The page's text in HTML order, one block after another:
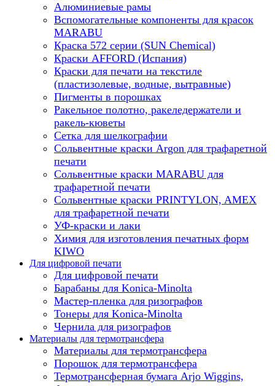
Алюминиевые рамы
Вспомогательные компоненты для красок
MARABU
Краска 572 серии (SUN Chemical)
Краски AFFORD (Испания)
Краски для печати на текстиле
(пластизолевые, водные, вытравные)
Пигменты в порошках
Ракельное полотно, ракеледержатели и
ракель-кюветы
Сетка для шелкографии
Сольвентные краски Argon для трафаретной
печати
Сольвентные краски MARABU для
трафаретной печати
Сольвентные краски PRINTYLON, AMEX
для трафаретной печати
УФ-краски и лаки
Химия для изготовления печатных форм
KIWO
Для цифровой печати
Для цифровой печати
Барабаны для Konica-Minolta
Мастер-пленка для ризографов
Тонеры для Konica-Minolta
Чернила для ризографов
Материалы для термотрансфера
Материалы для термотрансфера
Порошок для термотрансфера
Термотрансферная бумага Arjo Wiggins,